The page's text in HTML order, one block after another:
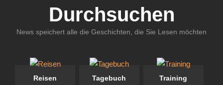
Durchsuchen
News speichert alle die Geschichten, die Sie Lesen möchten
Reisen Tagebuch Training